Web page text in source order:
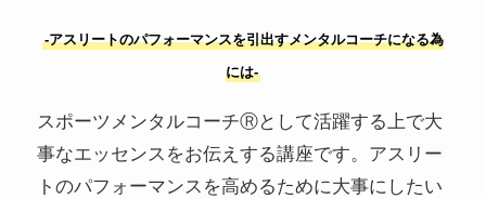
-アスリートのパフォーマンスを引出すメンタルコーチになる為
には-
スポーツメンタルコーチⓇとして活躍する上で大
事なエッセンスをお伝えする講座です。アスリー
トのパフォーマンスを高めるために大事にしたい